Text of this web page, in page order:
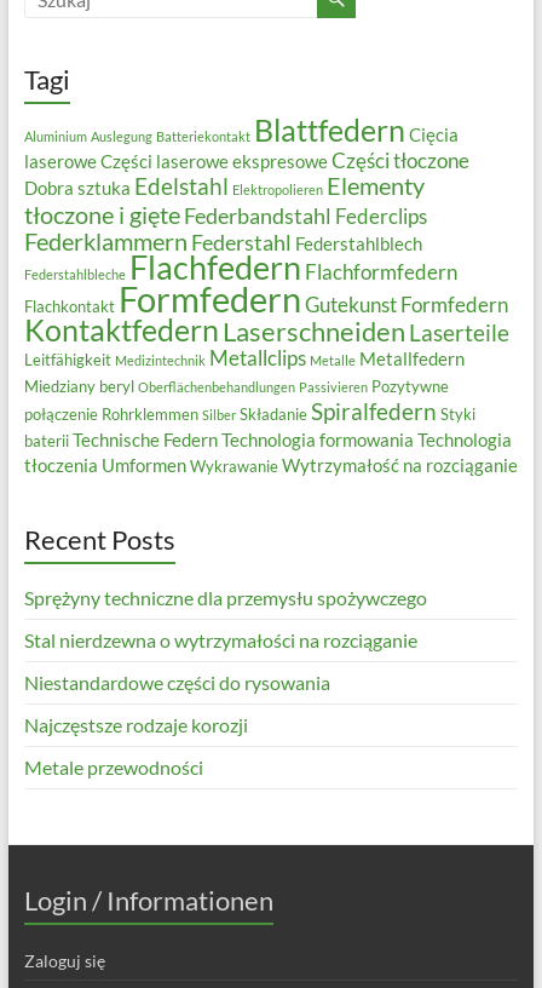
Tagi
Aluminium Auslegung Batteriekontakt Blattfedern Cięcia
laseroweCzęści laserowe ekspresoweCzęści tłoczone
Dobra sztuka Edelstahl Elektropolieren Elementy
tłoczone i gięteFederbandstahl Federclips
Federklammern Federstahl Federstahlblech
Federstahlbleche Flachfedern Flachformfedern
Flachkontakt FormfedernGutekunst Formfedern
Kontaktfedern Laserschneiden Laserteile
Leitfähigkeit Medizintechnik Metallclips Metalle Metallfedern
Miedziany beryl Oberflächenbehandlungen Passivieren Pozytywne
połączenie Rohrklemmen Silber Składanie Spiralfedern Styki
baterii Technische FedernTechnologia formowania Technologia
tłoczenia Umformen Wykrawanie Wytrzymałość na rozciąganie
Recent Posts
Sprężyny techniczne dla przemysłu spożywczego
Stal nierdzewna o wytrzymałości na rozciąganie
Niestandardowe części do rysowania
Najczęstsze rodzaje korozji
Metale przewodności
Login / Informationen
Zaloguj się